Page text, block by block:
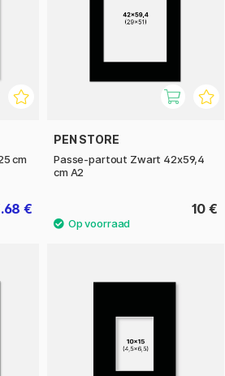
cm
€
PEN STORE
Passe-partout Zwart 42x59,4
cm A2
10 €